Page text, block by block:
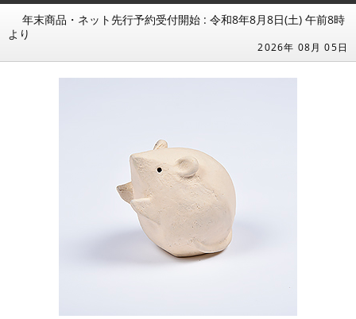
年末商品・ネット先行予約受付開始 : 令和8年8月8日(土) 午前8時
より
2026年 08月 05日